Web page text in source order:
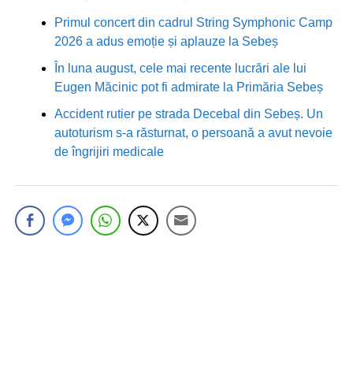
Primul concert din cadrul String Symphonic Camp
2026 a adus emoție și aplauze la Sebeș
În luna august, cele mai recente lucrări ale lui
Eugen Măcinic pot fi admirate la Primăria Sebeș
Accident rutier pe strada Decebal din Sebeș. Un
autoturism s-a răsturnat, o persoană a avut nevoie
de îngrijiri medicale